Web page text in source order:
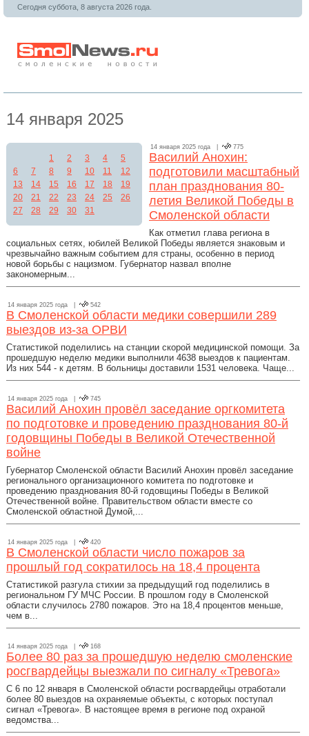
Сегодня суббота, 8 августа 2026 года.
14 января 2025
1 2 3 4
5
6
7 8 9 10 11
12
13
14 15 16 17 18
19
20
21 22 23 24 25
26
27
28 29 30 31
14 января 2025 года | 775
Василий Анохин:
подготовили масштабный
план празднования 80-
летия Великой Победы в
Смоленской области
Как отметил глава региона в
социальных сетях, юбилей Великой Победы является знаковым и
чрезвычайно важным событием для страны, особенно в период
новой борьбы с нацизмом. Губернатор назвал вполне
закономерным...
14 января 2025 года | 542
В Смоленской области медики совершили 289
выездов из-за ОРВИ
Статистикой поделились на станции скорой медицинской помощи. За
прошедшую неделю медики выполнили 4638 выездов к пациентам.
Из них 544 - к детям. В больницы доставили 1531 человека. Чаще...
14 января 2025 года | 745
Василий Анохин провёл заседание оргкомитета
по подготовке и проведению празднования 80-й
годовщины Победы в Великой Отечественной
войне
Губернатор Смоленской области Василий Анохин провёл заседание
регионального организационного комитета по подготовке и
проведению празднования 80-й годовщины Победы в Великой
Отечественной войне. Правительством области вместе со
Смоленской областной Думой,...
14 января 2025 года | 420
В Смоленской области число пожаров за
прошлый год сократилось на 18,4 процента
Статистикой разгула стихии за предыдущий год поделились в
региональном ГУ МЧС России. В прошлом году в Смоленской
области случилось 2780 пожаров. Это на 18,4 процентов меньше,
чем в...
14 января 2025 года | 168
Более 80 раз за прошедшую неделю смоленские
росгвардейцы выезжали по сигналу «Тревога»
С 6 по 12 января в Смоленской области росгвардейцы отработали
более 80 выездов на охраняемые объекты, с которых поступал
сигнал «Тревога». В настоящее время в регионе под охраной
ведомства...